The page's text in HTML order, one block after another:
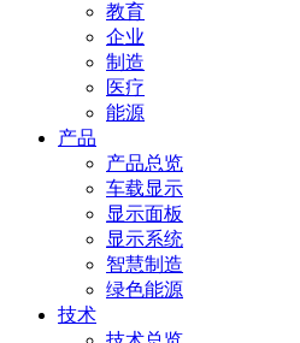
教育
企业
制造
医疗
能源
产品
产品总览
车载显示
显示面板
显示系统
智慧制造
绿色能源
技术